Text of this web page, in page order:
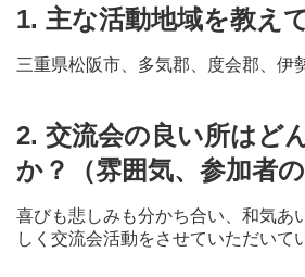
1. 主な活動地域を教え
三重県松阪市、多気郡、度会郡、伊
2. 交流会の良い所はど
か？（雰囲気、参加者の
喜びも悲しみも分かち合い、和気あ
しく交流会活動をさせていただいて